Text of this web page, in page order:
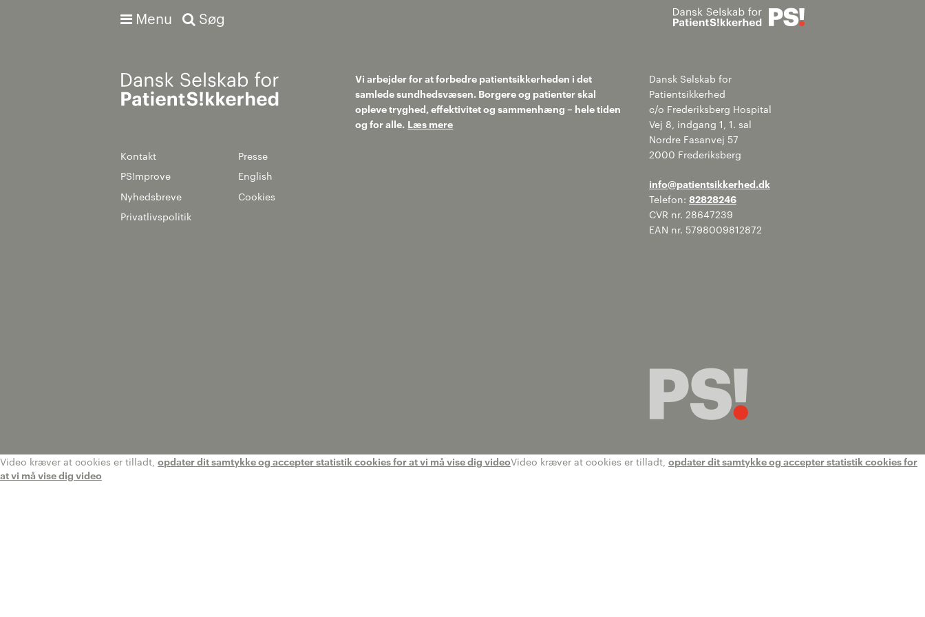
Menu Søg
Søg
Kontakt
Presse
PS!mprove
English
Nyhedsbreve
Cookies
Privatlivspolitik
Vi arbejder for at forbedre patientsikkerheden i det
samlede sundhedsvæsen. Borgere og patienter skal
opleve tryghed, effektivitet og sammenhæng – hele tiden
og for alle. Læs mere
Dansk Selskab for
Patientsikkerhed
c/o Frederiksberg Hospital
Vej 8, indgang 1, 1. sal
Nordre Fasanvej 57
2000 Frederiksberg
info@patientsikkerhed.dk
Telefon: 82828246
CVR nr. 28647239
EAN nr. 5798009812872
Video kræver at cookies er tilladt, opdater dit samtykke og accepter statistik cookies for at vi må vise dig videoVideo kræver at cookies er tilladt, opdater dit samtykke og accepter statistik cookies for
at vi må vise dig video